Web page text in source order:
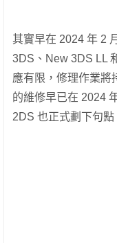
其實早在 2024 年 2
3DS、New 3DS LL
應有限，修理作業將
的維修早已在 2024
2DS 也正式劃下句點